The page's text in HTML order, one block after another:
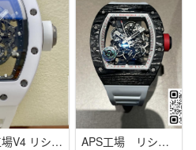
BBR工場V4 リシャール・ミル RM055 セラミック 一体式RMUL2ムーブメント ホワイト スケルトン APS工場 リシャール・ミル RM055 NTPTカーボン RMUL2ムーブメント